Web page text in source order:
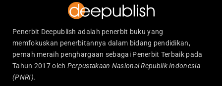
Penerbit Deepublish adalah penerbit buku yang
memfokuskan penerbitannya dalam bidang pendidikan,
pernah meraih penghargaan sebagai Penerbit Terbaik pada
Tahun 2017 oleh Perpustakaan Nasional Republik Indonesia
(PNRI).